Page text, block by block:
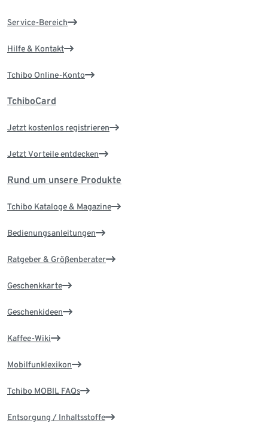
Service-Bereich
Hilfe & Kontakt
Tchibo Online-Konto
TchiboCard
Jetzt kostenlos registrieren
Jetzt Vorteile entdecken
Rund um unsere Produkte
Tchibo Kataloge & Magazine
Bedienungsanleitungen
Ratgeber & Größenberater
Geschenkkarte
Geschenkideen
Kaffee-Wiki
Mobilfunklexikon
Tchibo MOBIL FAQs
Entsorgung / Inhaltsstoffe